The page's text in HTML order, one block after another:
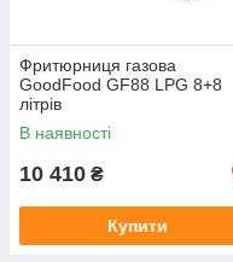
Фритюрниця газова
GoodFood GF88 LPG 8+8
літрів
В наявності
10 410 ₴
Купити